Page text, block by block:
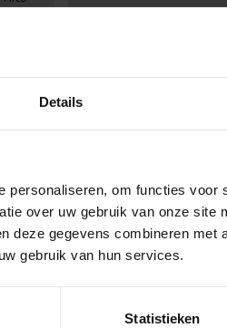
Details
om functies voor
over uw gebruik van onze site
deze gegevens combineren met
gebruik van hun services.
Statistieken